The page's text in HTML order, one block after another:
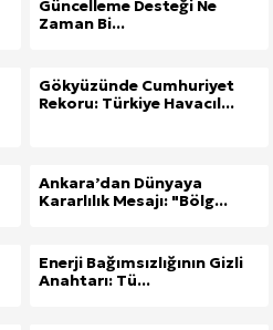
Güncelleme Desteği Ne
Zaman Bi...
Gökyüzünde Cumhuriyet
Rekoru: Türkiye Havacıl...
Ankara’dan Dünyaya
Kararlılık Mesajı: "Bölg...
Enerji Bağımsızlığının Gizli
Anahtarı: Tü...